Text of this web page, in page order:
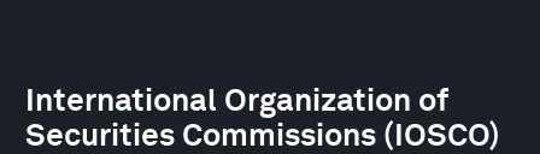
International Organization of
Securities Commissions (IOSCO)